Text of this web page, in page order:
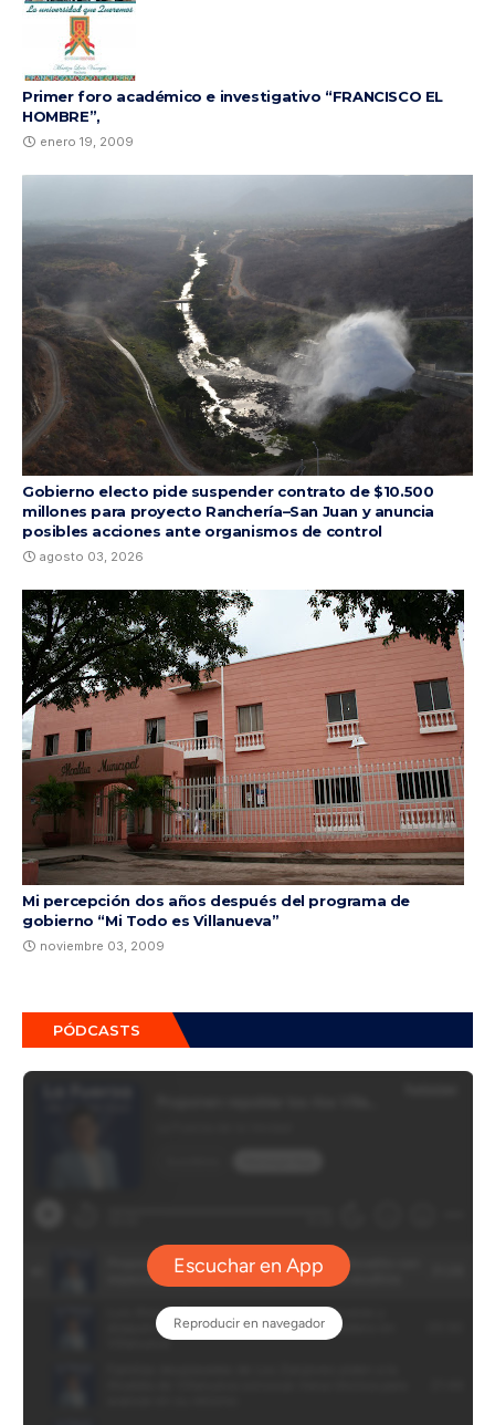
Primer foro académico e investigativo “FRANCISCO EL
HOMBRE”,
enero 19, 2009
Gobierno electo pide suspender contrato de $10.500
millones para proyecto Ranchería–San Juan y anuncia
posibles acciones ante organismos de control
agosto 03, 2026
Mi percepción dos años después del programa de
gobierno “Mi Todo es Villanueva”
noviembre 03, 2009
PÓDCASTS